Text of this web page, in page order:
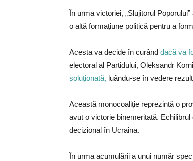
În urma victoriei, „Slujitorul
o altă formațiune politică pentru a
Acesta va decide în curând dacă va
electoral al Partidului, Oleksandr
soluționată, luându-se în vedere
Această monocoaliție reprezintă o
avut o victorie binemeritată.
decizional în Ucraina.
În urma acumulării a unui număr